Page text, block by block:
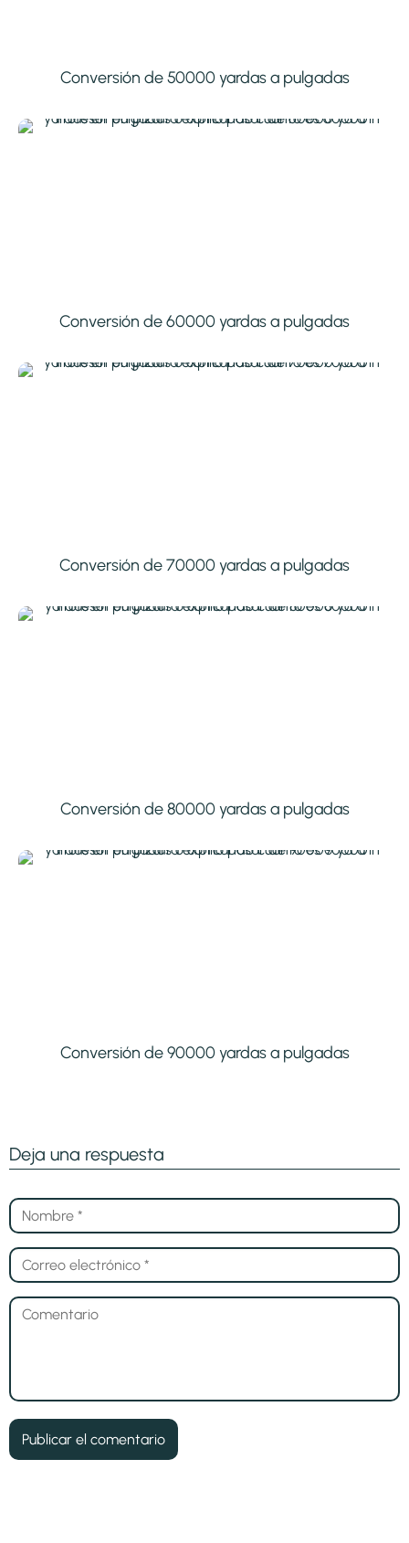
Conversión de 50000 yardas a pulgadas
Conversión de 60000 yardas a pulgadas
Conversión de 70000 yardas a pulgadas
Conversión de 80000 yardas a pulgadas
Conversión de 90000 yardas a pulgadas
Deja una respuesta